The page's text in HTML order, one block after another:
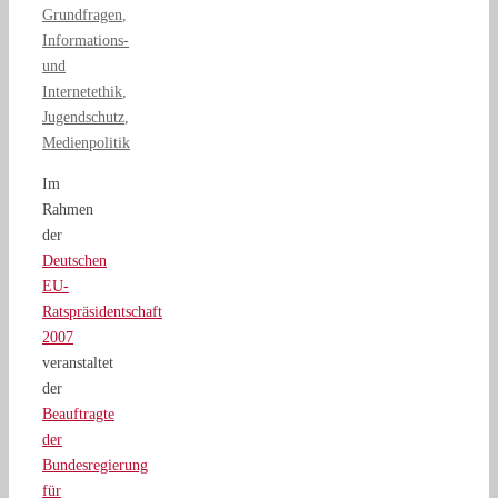
Grundfragen
Informations-
und
Internetethik
Jugendschutz
Medienpolitik
Im
Rahmen
der
Deutschen
EU-
Ratspräsidentschaft
2007
veranstaltet
der
Beauftragte
der
Bundesregierung
für